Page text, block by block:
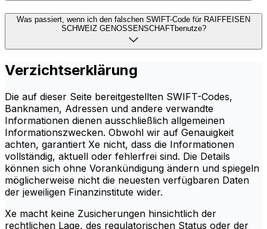
Was passiert, wenn ich den falschen SWIFT-Code für RAIFFEISEN
SCHWEIZ GENOSSENSCHAFTbenutze?
Verzichtserklärung
Die auf dieser Seite bereitgestellten SWIFT-Codes,
Banknamen, Adressen und andere verwandte
Informationen dienen ausschließlich allgemeinen
Informationszwecken. Obwohl wir auf Genauigkeit
achten, garantiert Xe nicht, dass die Informationen
vollständig, aktuell oder fehlerfrei sind. Die Details
können sich ohne Vorankündigung ändern und spiegeln
möglicherweise nicht die neuesten verfügbaren Daten
der jeweiligen Finanzinstitute wider.
Xe macht keine Zusicherungen hinsichtlich der
rechtlichen Lage, des regulatorischen Status oder der